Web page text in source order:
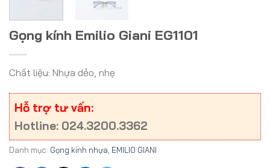
Gọng kính Emilio Giani EG1101
Chất liệu: Nhựa dẻo, nhẹ
Hỗ trợ tư vấn:
Hotline: 024.3200.3362
Danh mục: Gọng kính nhựa, EMILIO GIANI